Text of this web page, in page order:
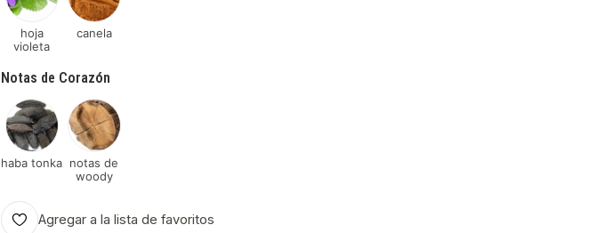
hoja
violeta
canela
Notas de Corazón
haba tonka notas de
woody
Agregar a la lista de favoritos